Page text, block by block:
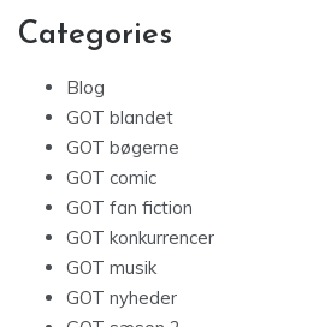
Categories
Blog
GOT blandet
GOT bøgerne
GOT comic
GOT fan fiction
GOT konkurrencer
GOT musik
GOT nyheder